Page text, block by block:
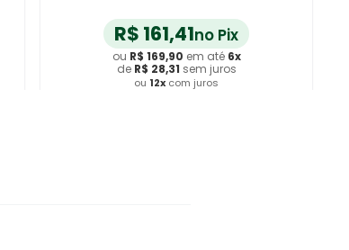
20cm
R$ 161,41no Pix
ou R$ 169,90 em até 6x
de R$ 28,31 sem juros
ou 12x com juros